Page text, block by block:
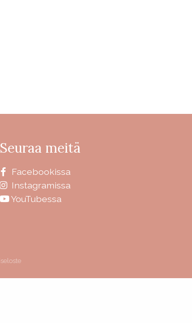
Seuraa meitä
Facebookissa
Instagramissa
YouTubessa